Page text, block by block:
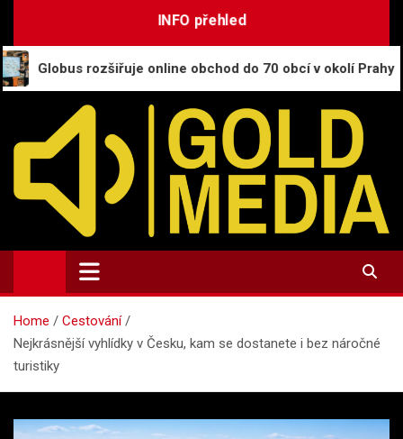
content
INFO přehled
online obchod do 70 obcí v okolí Prahy
GoldMedia.cz
Magazín a přehled informací
Home
Cestování
Nejkrásnější vyhlídky v Česku, kam se dostanete i bez náročné
turistiky